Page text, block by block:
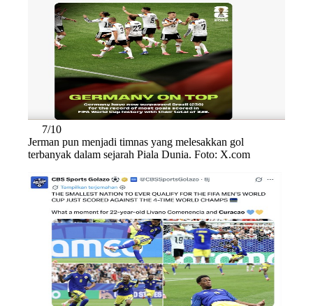
7/10
Jerman pun menjadi timnas yang melesakkan gol
terbanyak dalam sejarah Piala Dunia. Foto: X.com